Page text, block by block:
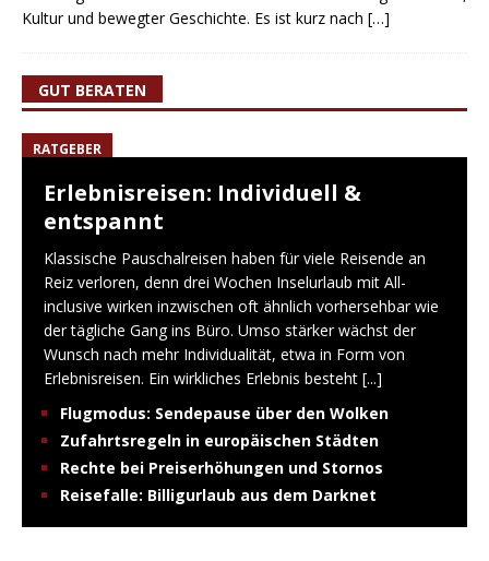
Kultur und bewegter Geschichte. Es ist kurz nach […]
GUT BERATEN
RATGEBER
Erlebnisreisen: Individuell &
entspannt
Klassische Pauschalreisen haben für viele Reisende an
Reiz verloren, denn drei Wochen Inselurlaub mit All-
inclusive wirken inzwischen oft ähnlich vorhersehbar wie
der tägliche Gang ins Büro. Umso stärker wächst der
Wunsch nach mehr Individualität, etwa in Form von
Erlebnisreisen. Ein wirkliches Erlebnis besteht [...]
Flugmodus: Sendepause über den Wolken
Zufahrtsregeln in europäischen Städten
Rechte bei Preiserhöhungen und Stornos
Reisefalle: Billigurlaub aus dem Darknet